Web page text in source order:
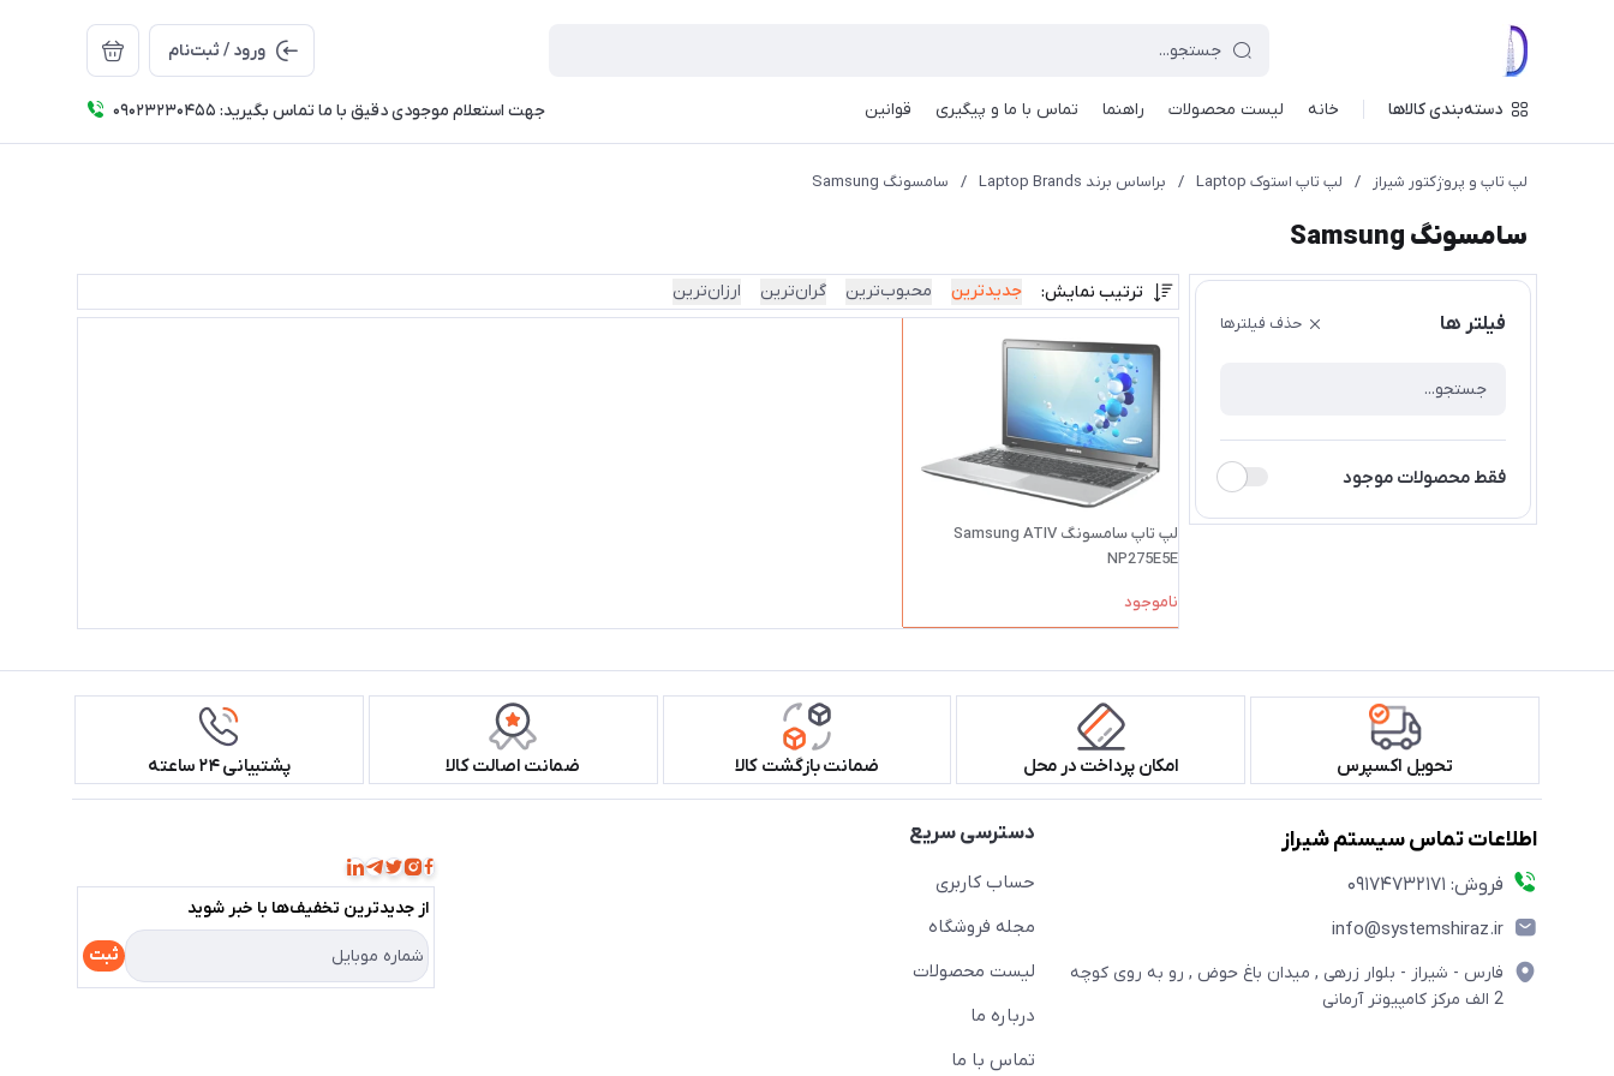
ورود / ثبت‌نام
دسته‌بندی کالاها خانه لیست محصولات راهنما تماس با ما و پیگیری قوانین جهت استعلام موجودی دقیق با ما تماس بگیرید: 09023230455
لپ تاپ و پروژکتور شیراز / لپ تاپ استوک Laptop / براساس برند Laptop Brands / سامسونگ Samsung
سامسونگ Samsung
فیلتر ها حذف فیلترها
فقط محصولات موجود
ترتیب نمایش: جدیدترین محبوب‌ترین گران‌ترین ارزان‌ترین
لپ تاپ سامسونگ Samsung ATIV
NP275E5E
ناموجود
تحویل اکسپرس امکان پرداخت در محل ضمانت بازگشت کالا ضمانت اصالت کالا پشتیبانی ۲۴ ساعته
اطلاعات تماس سیستم شیراز
فروش: 09174732171
info@systemshiraz.ir
فارس - شیراز - بلوار زرهی , میدان باغ حوض , رو به روی کوچه
2 الف مرکز کامپیوتر آرمانی
دسترسی سریع
حساب کاربری
مجله فروشگاه
لیست محصولات
درباره ما
تماس با ما
از جدید‌ترین تخفیف‌ها با‌ خبر شوید
ثبت